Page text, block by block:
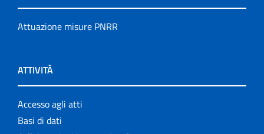
Attuazione misure PNRR
ATTIVITÀ
Accesso agli atti
Basi di dati